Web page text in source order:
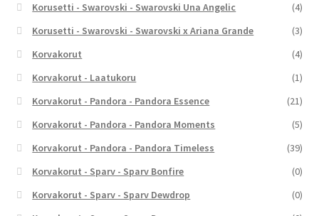
Korusetti - Swarovski - Swarovski Una Angelic
(4)
Korusetti - Swarovski - Swarovski x Ariana Grande
(3)
Korvakorut
(4)
Korvakorut - Laatukoru
(1)
Korvakorut - Pandora - Pandora Essence
(21)
Korvakorut - Pandora - Pandora Moments
(5)
Korvakorut - Pandora - Pandora Timeless
(39)
Korvakorut - Sparv - Sparv Bonfire
(0)
Korvakorut - Sparv - Sparv Dewdrop
(0)